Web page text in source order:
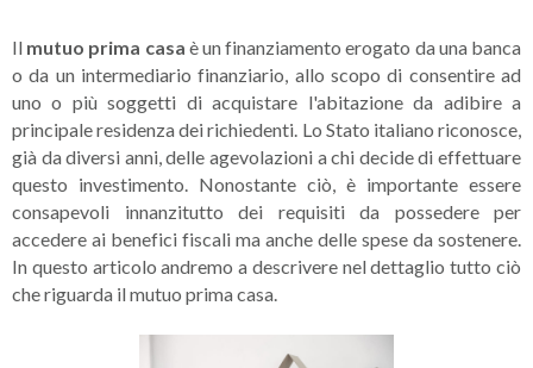
Il mutuo prima casa è un finanziamento erogato da una banca
o da un intermediario finanziario, allo scopo di consentire ad
uno o più soggetti di acquistare l'abitazione da adibire a
principale residenza dei richiedenti. Lo Stato italiano riconosce,
già da diversi anni, delle agevolazioni a chi decide di effettuare
questo investimento. Nonostante ciò, è importante essere
consapevoli innanzitutto dei requisiti da possedere per
accedere ai benefici fiscali ma anche delle spese da sostenere.
In questo articolo andremo a descrivere nel dettaglio tutto ciò
che riguarda il mutuo prima casa.